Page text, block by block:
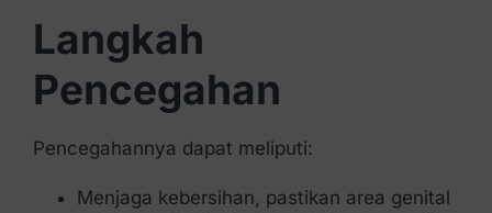
Langkah
Pencegahan
Pencegahannya dapat meliputi:
Menjaga kebersihan, pastikan area genital